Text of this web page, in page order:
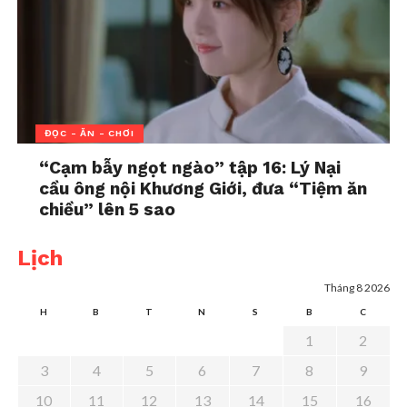
Một số gợi ý cụ thể để kết nối
Dưới đây là một vài hoạt động đơn giản nhưng giàu
ý nghĩa mà cha mẹ có thể bắt đầu ngay hôm nay:
ĐỌC - ĂN - CHƠI
“Cạm bẫy ngọt ngào” tập 16: Lý Nại
cầu ông nội Khương Giới, đưa “Tiệm ăn
chiều” lên 5 sao
Lịch
Tháng 8 2026
H B T N S B C
1
2
3
4 5 6 7 8
9
10
11 12 13 14 15 16